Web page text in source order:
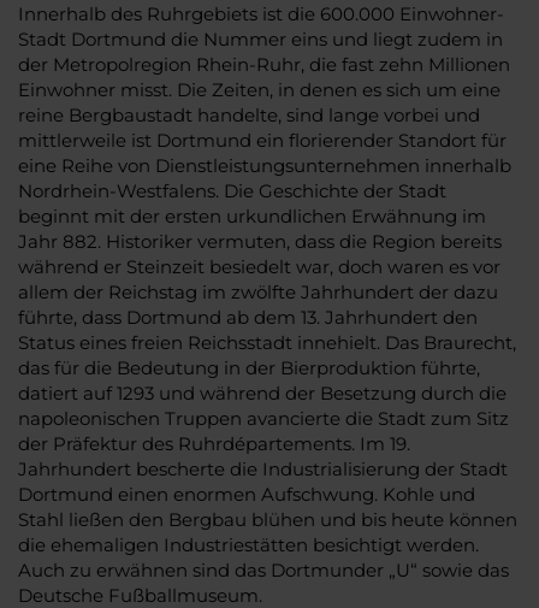
Innerhalb des Ruhrgebiets ist die 600.000 Einwohner-
Stadt Dortmund die Nummer eins und liegt zudem in
der Metropolregion Rhein-Ruhr, die fast zehn Millionen
Einwohner misst. Die Zeiten, in denen es sich um eine
reine Bergbaustadt handelte, sind lange vorbei und
mittlerweile ist Dortmund ein florierender Standort für
eine Reihe von Dienstleistungsunternehmen innerhalb
Nordrhein-Westfalens. Die Geschichte der Stadt
beginnt mit der ersten urkundlichen Erwähnung im
Jahr 882. Historiker vermuten, dass die Region bereits
während er Steinzeit besiedelt war, doch waren es vor
allem der Reichstag im zwölfte Jahrhundert der dazu
führte, dass Dortmund ab dem 13. Jahrhundert den
Status eines freien Reichsstadt innehielt. Das Braurecht,
das für die Bedeutung in der Bierproduktion führte,
datiert auf 1293 und während der Besetzung durch die
napoleonischen Truppen avancierte die Stadt zum Sitz
der Präfektur des Ruhrdépartements. Im 19.
Jahrhundert bescherte die Industrialisierung der Stadt
Dortmund einen enormen Aufschwung. Kohle und
Stahl ließen den Bergbau blühen und bis heute können
die ehemaligen Industriestätten besichtigt werden.
Auch zu erwähnen sind das Dortmunder „U“ sowie das
Deutsche Fußballmuseum.